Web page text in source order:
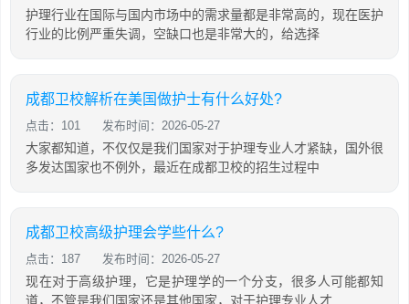
护理行业在国际与国内市场中的需求量都是非常高的，现在医护
行业的比例严重失调，空缺口也是非常大的，给选择
成都卫校解析在美国做护士有什么好处?
点击：101 发布时间：2026-05-27
大家都知道，不仅仅是我们国家对于护理专业人才紧缺，国外很
多发达国家也不例外，最近在成都卫校的招生过程中
成都卫校高级护理会学些什么?
点击：187 发布时间：2026-05-27
现在对于高级护理，它是护理学的一个分支，很多人可能都知
道，不管是我们国家还是其他国家，对于护理专业人才